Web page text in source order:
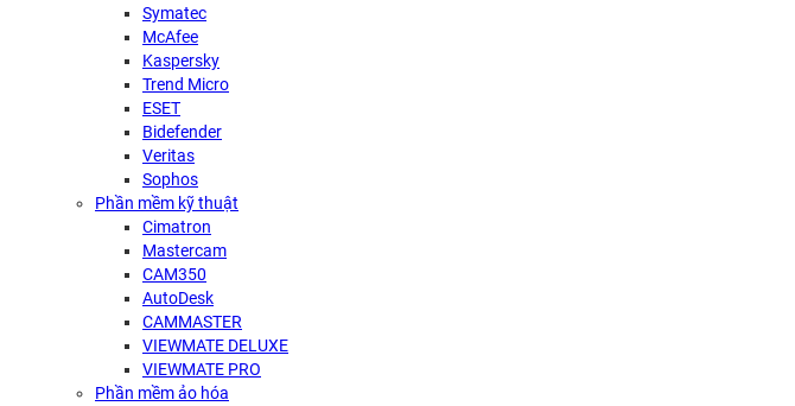
Symatec
McAfee
Kaspersky
Trend Micro
ESET
Bidefender
Veritas
Sophos
Phần mềm kỹ thuật
Cimatron
Mastercam
CAM350
AutoDesk
CAMMASTER
VIEWMATE DELUXE
VIEWMATE PRO
Phần mềm ảo hóa